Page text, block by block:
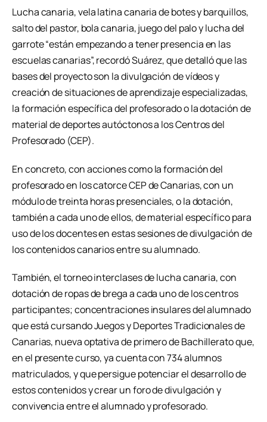
Lucha canaria, vela latina canaria de botes y barquillos,
salto del pastor, bola canaria, juego del palo y lucha del
garrote “están empezando a tener presencia en las
escuelas canarias”, recordó Suárez, que detalló que las
bases del proyecto son la divulgación de vídeos y
creación de situaciones de aprendizaje especializadas,
la formación específica del profesorado o la dotación de
material de deportes autóctonos a los Centros del
Profesorado (CEP).
En concreto, con acciones como la formación del
profesorado en los catorce CEP de Canarias, con un
módulo de treinta horas presenciales, o la dotación,
también a cada uno de ellos, de material específico para
uso de los docentes en estas sesiones de divulgación de
los contenidos canarios entre su alumnado.
También, el torneo interclases de lucha canaria, con
dotación de ropas de brega a cada uno de los centros
participantes; concentraciones insulares del alumnado
que está cursando Juegos y Deportes Tradicionales de
Canarias, nueva optativa de primero de Bachillerato que,
en el presente curso, ya cuenta con 734 alumnos
matriculados, y que persigue potenciar el desarrollo de
estos contenidos y crear un foro de divulgación y
convivencia entre el alumnado y profesorado.